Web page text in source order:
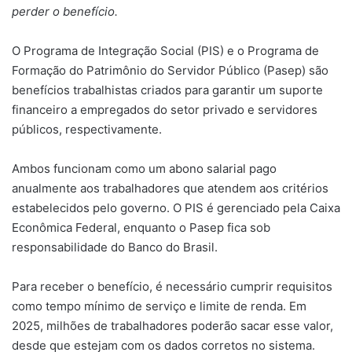
perder o benefício.
O Programa de Integração Social (PIS) e o Programa de
Formação do Patrimônio do Servidor Público (Pasep) são
benefícios trabalhistas criados para garantir um suporte
financeiro a empregados do setor privado e servidores
públicos, respectivamente.
Ambos funcionam como um abono salarial pago
anualmente aos trabalhadores que atendem aos critérios
estabelecidos pelo governo. O PIS é gerenciado pela Caixa
Econômica Federal, enquanto o Pasep fica sob
responsabilidade do Banco do Brasil.
Para receber o benefício, é necessário cumprir requisitos
como tempo mínimo de serviço e limite de renda. Em
2025, milhões de trabalhadores poderão sacar esse valor,
desde que estejam com os dados corretos no sistema.